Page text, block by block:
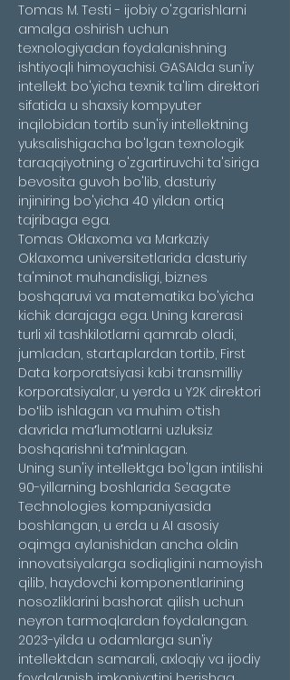
Tomas M. Testi - ijobiy o'zgarishlarni
amalga oshirish uchun
texnologiyadan foydalanishning
ishtiyoqli himoyachisi. GASAIda sun'iy
intellekt bo'yicha texnik ta'lim direktori
sifatida u shaxsiy kompyuter
inqilobidan tortib sun'iy intellektning
yuksalishigacha bo'lgan texnologik
taraqqiyotning o'zgartiruvchi ta'siriga
bevosita guvoh bo'lib, dasturiy
injiniring bo'yicha 40 yildan ortiq
tajribaga ega.
Tomas Oklaxoma va Markaziy
Oklaxoma universitetlarida dasturiy
ta'minot muhandisligi, biznes
boshqaruvi va matematika bo'yicha
kichik darajaga ega. Uning karerasi
turli xil tashkilotlarni qamrab oladi,
jumladan, startaplardan tortib, First
Data korporatsiyasi kabi transmilliy
korporatsiyalar, u yerda u Y2K direktori
boʻlib ishlagan va muhim oʻtish
davrida maʼlumotlarni uzluksiz
boshqarishni taʼminlagan.
Uning sun'iy intellektga bo'lgan intilishi
90-yillarning boshlarida Seagate
Technologies kompaniyasida
boshlangan, u erda u AI asosiy
oqimga aylanishidan ancha oldin
innovatsiyalarga sodiqligini namoyish
qilib, haydovchi komponentlarining
nosozliklarini bashorat qilish uchun
neyron tarmoqlardan foydalangan.
2023-yilda u odamlarga sun’iy
intellektdan samarali, axloqiy va ijodiy